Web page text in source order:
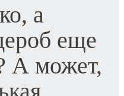
а
еще
А может,